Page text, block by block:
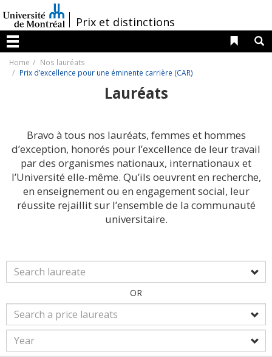
au
contenu
/Prix et distinctions
Menu
Liens
Home
Nos lauréats
Prix d’excellence pour une éminente carrière (CAR)
Lauréats
Bravo à tous nos lauréats, femmes et hommes
d’exception, honorés pour l’excellence de leur travail
par des organismes nationaux, internationaux et
l’Université elle-même. Qu’ils oeuvrent en recherche,
en enseignement ou en engagement social, leur
réussite rejaillit sur l’ensemble de la communauté
universitaire.
OR